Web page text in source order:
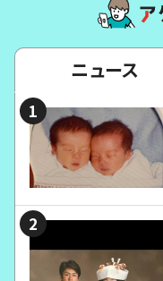
ニュース